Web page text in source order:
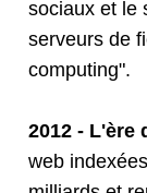
sociaux et le
serveurs de
computing".
2012 - L'ère
web